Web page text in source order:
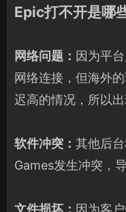
Epic打不开是哪
网络问题： 因为平
网络连接，但海外
迟高的情况，所以出
软件冲突： 其他后
Games发生冲突，
文件损坏： 因为客